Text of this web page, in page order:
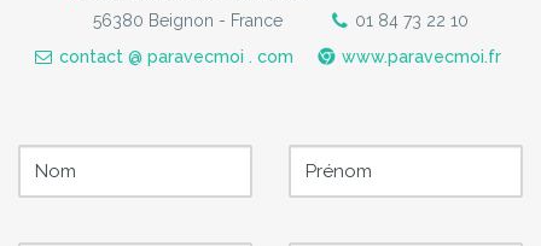
56380 Beignon - France
01 84 73 22 10
contact @ paravecmoi . com
www.paravecmoi.fr